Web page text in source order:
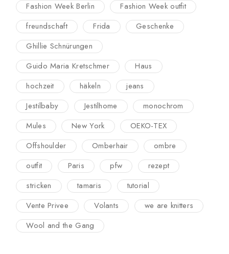
Fashion Week Berlin
Fashion Week outfit
freundschaft
Frida
Geschenke
Ghillie Schnürungen
Guido Maria Kretschmer
Haus
hochzeit
häkeln
jeans
Jestilbaby
Jestilhome
monochrom
Mules
New York
OEKO-TEX
Offshoulder
Omberhair
ombre
outfit
Paris pfw
rezept
stricken
tamaris
tutorial
Vente Privee
Volants
we are knitters
Wool and the Gang